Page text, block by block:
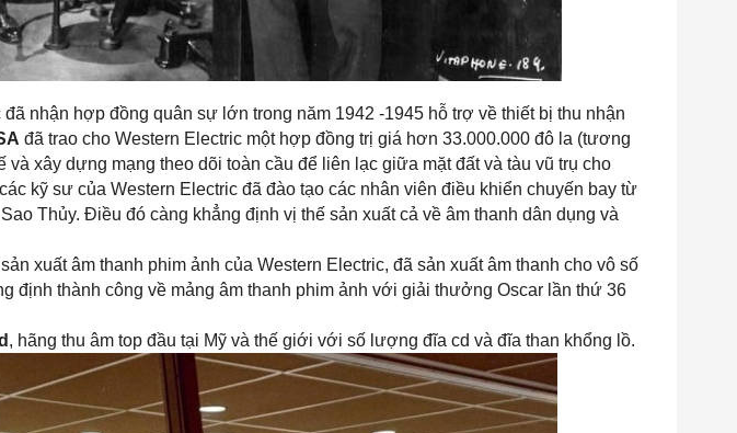
nhận hợp đồng quân sự lớn trong năm 1942 -1945 hỗ trợ về thiết bị thu nhận
đã trao cho Western Electric một hợp đồng trị giá hơn 33.000.000 đô la (tương
xây dựng mạng theo dõi toàn cầu để liên lạc giữa mặt đất và tàu vũ trụ cho
kỹ sư của Western Electric đã đào tạo các nhân viên điều khiển chuyến bay từ
Thủy. Điều đó càng khẳng định vị thế sản xuất cả về âm thanh dân dụng và
xuất âm thanh phim ảnh của Western Electric, đã sản xuất âm thanh cho vô số
định thành công về mảng âm thanh phim ảnh với giải thưởng Oscar lần thứ 36
, hãng thu âm top đầu tại Mỹ và thế giới với số lượng đĩa cd và đĩa than khổng lồ.